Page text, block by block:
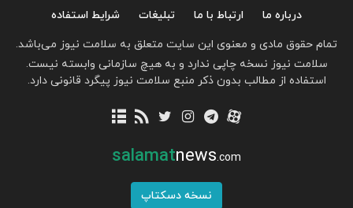
درباره ما ارتباط با ما تبلیغات
شرایط استفاده
تمام حقوق مادی و معنوی این سایت متعلق به سلامت نیوز می‌باشد.
سلامت نیوز نسخه چاپی ندارد و به هیچ سازمانی وابسته نیست.
استفاده از مطالب بدون ذکر منبع سلامت نیوز پیگرد قانونی دارد.
salamatnews.com
نسخه دسکتاپ